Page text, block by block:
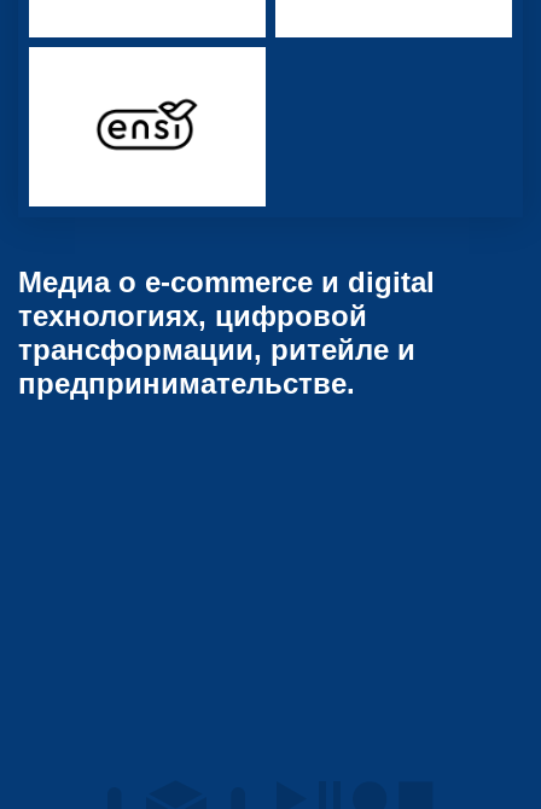
Медиа о e-commerce и digital
технологиях, цифровой
трансформации, ритейле и
предпринимательстве.